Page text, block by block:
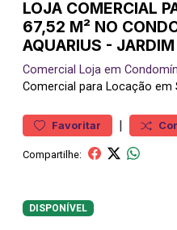
LOJA COMERCIAL
67,52 M² NO
AQUARIUS -
Comercial Loja em
Comercial para Locação em
Favoritar |
Compartilhe:
DISPONÍVEL